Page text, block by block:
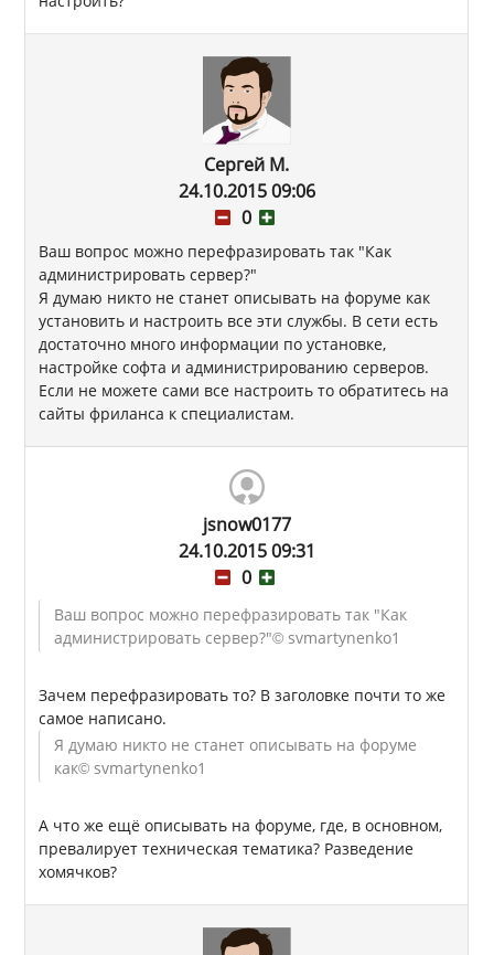
Сергей М.
24.10.2015 09:06
0
Ваш вопрос можно перефразировать так "Как
администрировать сервер?"
Я думаю никто не станет описывать на форуме как
установить и настроить все эти службы. В сети есть
достаточно много информации по установке,
настройке софта и администрированию серверов.
Если не можете сами все настроить то обратитесь на
сайты фриланса к специалистам.
jsnow0177
24.10.2015 09:31
0
Ваш вопрос можно перефразировать так "Как
администрировать сервер?"© svmartynenko1
Зачем перефразировать то? В заголовке почти то же
самое написано.
Я думаю никто не станет описывать на форуме
как© svmartynenko1
А что же ещё описывать на форуме, где, в основном,
превалирует техническая тематика? Разведение
хомячков?